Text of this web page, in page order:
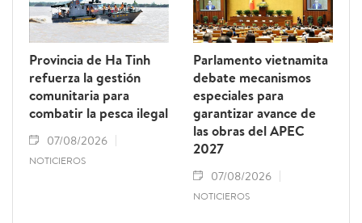
Provincia de Ha Tinh
refuerza la gestión
comunitaria para
combatir la pesca ilegal
07/08/2026
NOTICIEROS
Parlamento vietnamita
debate mecanismos
especiales para
garantizar avance de
las obras del APEC
2027
07/08/2026
NOTICIEROS